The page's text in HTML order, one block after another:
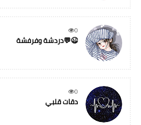
0
دردشة وفرفشة💬😉
0
دقات قلبي